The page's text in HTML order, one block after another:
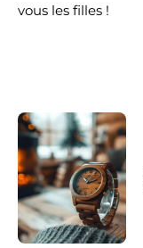
vous les filles !